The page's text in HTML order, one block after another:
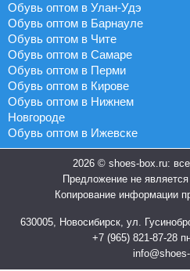
Обувь оптом в Улан-Удэ
Обувь оптом в Барнауле
Обувь оптом в Чите
Обувь оптом в Самаре
Обувь оптом в Перми
Обувь оптом в Кирове
Обувь оптом в Нижнем
Новгороде
Обувь оптом в Ижевске
2026 © shoes-box.ru:
Предложение не
Копирование информации
630005, Новосибирск, ул.
+7 (965) 821-87-28